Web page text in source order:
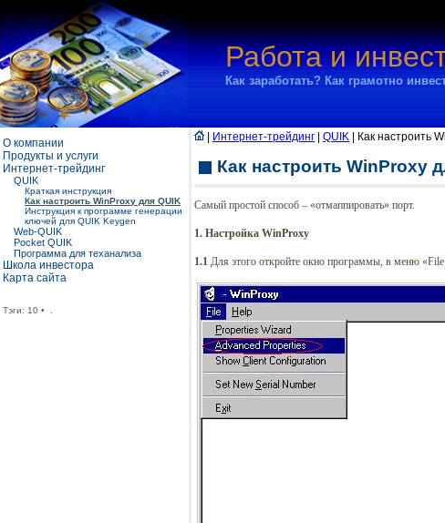
Работа и
Как заработать? Как грамотно
О компании
Продукты и услуги
Интернет-трейдинг
QUIK
Краткая инструкция
Как настроить WinProxy для QUIK
Инструкция к программе генерации
ключей для QUIK Keygen
Web-QUIK
Pocket QUIK
Программа для теханализа
Школа инвестора
Карта сайта
Тэги: 10 •
Интернет-трейдинг QUIK | Как настроить
Как настроить WinProxy
Самый простой способ – «отмаппировать» порт.
1. Настройка WinProxy
1.1 Для этого откройте окно программы, в меню